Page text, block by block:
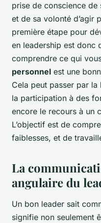
prise de conscience
et de sa volonté d’agir
première étape pour
en leadership est donc
comprendre ce qui
personnel est une
Cela peut passer par
la participation à des
encore le recours à un
L’objectif est de
faiblesses, et de
La
angulaire du
Un bon leader sait
signifie non seulement